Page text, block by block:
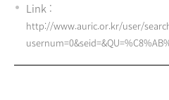
Link :
http://www.auric.or.kr/user/